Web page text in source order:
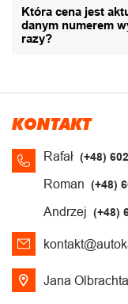
Która cena jest
danym numerem
razy?
KONTAKT
Rafał (+48)
Roman (+48)
Andrzej (+48)
Jana